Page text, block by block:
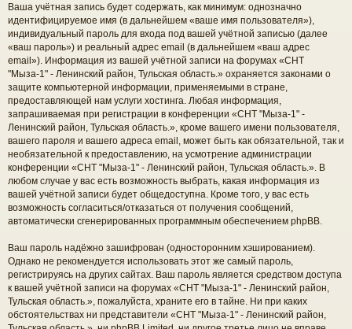
Ваша учётная запись будет содержать, как минимум: однозначно
идентифицируемое имя (в дальнейшем «ваше имя пользователя»),
индивидуальный пароль для входа под вашей учётной записью (далее
«ваш пароль») и реальный адрес email (в дальнейшем «ваш адрес
email»). Информация из вашей учётной записи на форумах «СНТ
"Мыза-1" - Ленинский район, Тульская область.» охраняется законами о
защите компьютерной информации, применяемыми в стране,
предоставляющей нам услуги хостинга. Любая информация,
запрашиваемая при регистрации в конференции «СНТ "Мыза-1" -
Ленинский район, Тульская область.», кроме вашего имени пользователя,
вашего пароля и вашего адреса email, может быть как обязательной, так и
необязательной к предоставлению, на усмотрение администрации
конференции «СНТ "Мыза-1" - Ленинский район, Тульская область.». В
любом случае у вас есть возможность выбрать, какая информация из
вашей учётной записи будет общедоступна. Кроме того, у вас есть
возможность согласиться/отказаться от получения сообщений,
автоматически сгенерированных программным обеспечением phpBB.
Ваш пароль надёжно зашифрован (односторонним хэшированием).
Однако не рекомендуется использовать этот же самый пароль,
регистрируясь на других сайтах. Ваш пароль является средством доступа
к вашей учётной записи на форумах «СНТ "Мыза-1" - Ленинский район,
Тульская область.», пожалуйста, храните его в тайне. Ни при каких
обстоятельствах ни представители «СНТ "Мыза-1" - Ленинский район,